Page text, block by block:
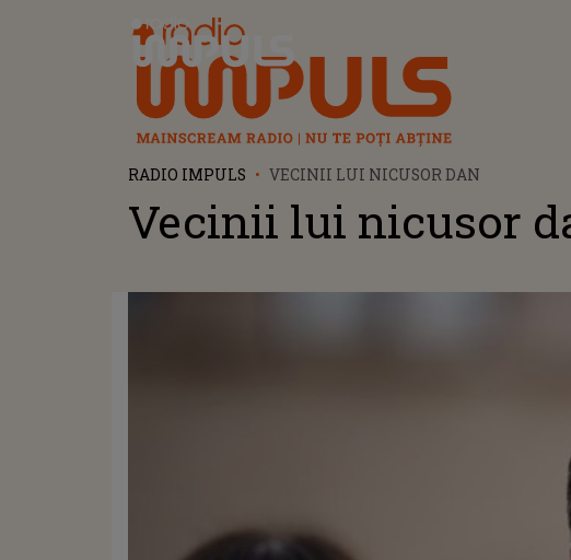
Radio Impuls
RADIO IMPULS VECINII LUI NICUSOR DAN
Vecinii lui nicusor